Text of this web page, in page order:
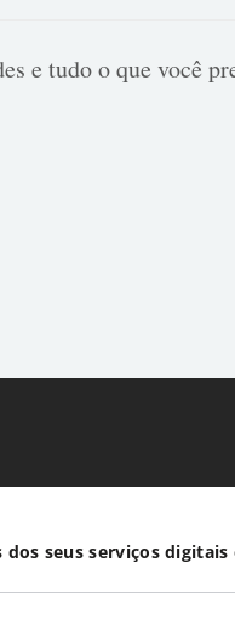
e tudo o que você
seus serviços digitais